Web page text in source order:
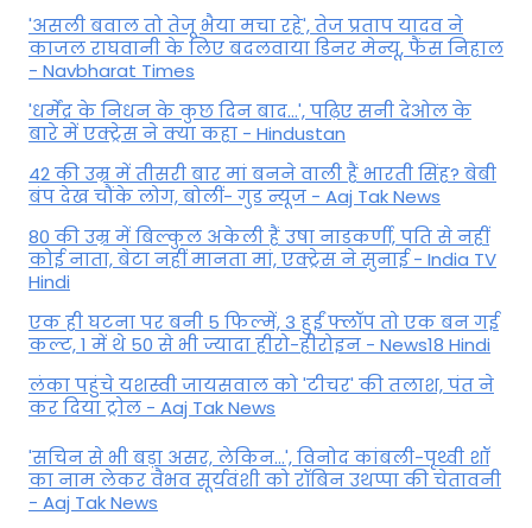
'असली बवाल तो तेजू भैया मचा रहे', तेज प्रताप यादव ने
काजल राघवानी के लिए बदलवाया डिनर मेन्यू, फैंस न‍िहाल
- Navbharat Times
'धर्मेंद्र के निधन के कुछ दिन बाद...', पढ़िए सनी देओल के
बारे में एक्ट्रेस ने क्या कहा - Hindustan
42 की उम्र में तीसरी बार मां बनने वाली हैं भारती सिंह? बेबी
बंप देख चौंके लोग, बोलीं- गुड न्यूज - Aaj Tak News
80 की उम्र में बिल्कुल अकेली हैं उषा नाडकर्णी, पति से नहीं
कोई नाता, बेटा नहीं मानता मां, एक्ट्रेस ने सुनाई - India TV
Hindi
एक ही घटना पर बनी 5 फिल्में, 3 हुईं फ्लॉप तो एक बन गई
कल्ट, 1 में थे 50 से भी ज्यादा हीरो-हीरोइन - News18 Hindi
लंका पहुंचे यशस्वी जायसवाल को 'टीचर' की तलाश, पंत ने
कर द‍िया ट्रोल - Aaj Tak News
'सचिन से भी बड़ा असर, लेकिन...', व‍िनोद कांबली-पृथ्वी शॉ
का नाम लेकर वैभव सूर्यवंशी को रॉबिन उथप्पा की चेतावनी
- Aaj Tak News